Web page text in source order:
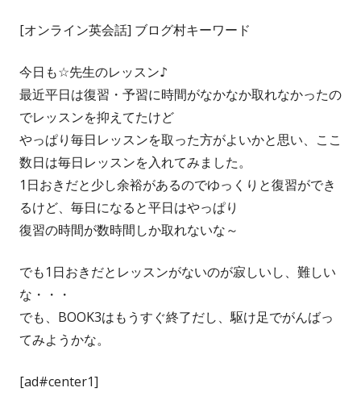
者
[オンライン英会話] ブログ村キーワード
今日も☆先生のレッスン♪
最近平日は復習・予習に時間がなかなか取れなかったの
でレッスンを抑えてたけど
やっぱり毎日レッスンを取った方がよいかと思い、ここ
数日は毎日レッスンを入れてみました。
1日おきだと少し余裕があるのでゆっくりと復習ができ
るけど、毎日になると平日はやっぱり
復習の時間が数時間しか取れないな～
でも1日おきだとレッスンがないのが寂しいし、難しい
な・・・
でも、BOOK3はもうすぐ終了だし、駆け足でがんばっ
てみようかな。
[ad#center1]